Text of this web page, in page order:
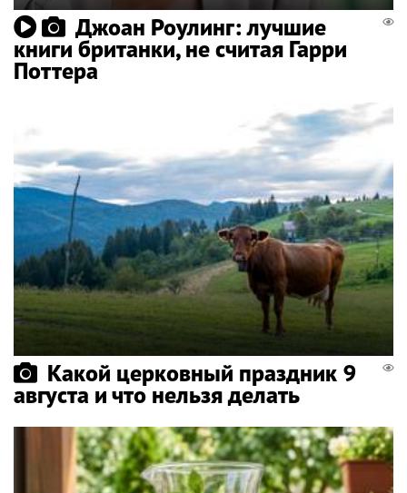
Джоан Роулинг: лучшие
книги британки, не считая Гарри
Поттера
Какой церковный праздник 9
августа и что нельзя делать